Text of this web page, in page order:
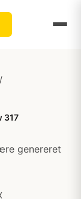
/
317
genereret